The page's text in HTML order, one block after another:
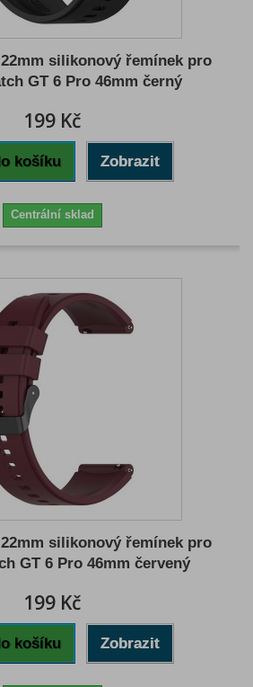
silikonový řemínek pro
GT 6 Pro 46mm černý
199 Kč
košíku Zobrazit
Centrální sklad
silikonový řemínek pro
GT 6 Pro 46mm červený
199 Kč
košíku Zobrazit